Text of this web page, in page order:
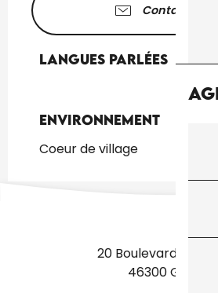
Contactez-
Langues parlées
Langues parlées
Environnement
Environnement
Coeur de village
20 Boulevard des
46300